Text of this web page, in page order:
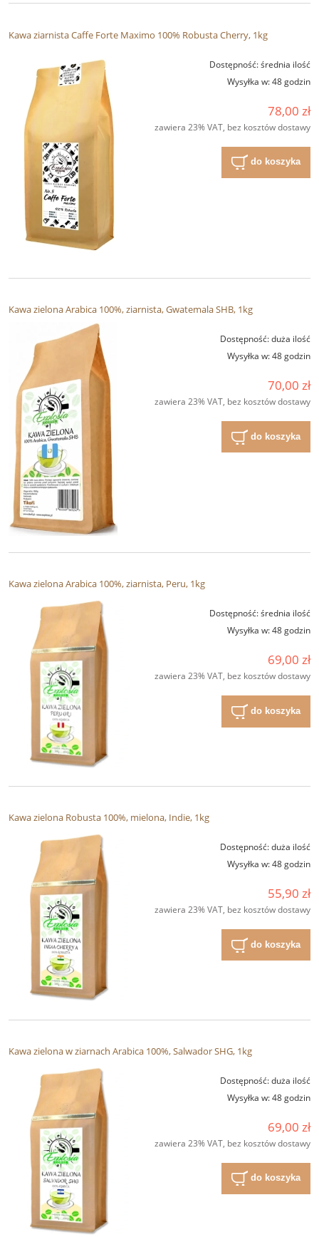
Kawa ziarnista Caffe Forte Maximo 100% Robusta Cherry, 1kg
Dostępność:średnia ilość
Wysyłka w:48 godzin
78,00 zł
zawiera 23% VAT, bez kosztów dostawy
do koszyka
Kawa zielona Arabica 100%, ziarnista, Gwatemala SHB, 1kg
Dostępność:duża ilość
Wysyłka w:48 godzin
70,00 zł
zawiera 23% VAT, bez kosztów dostawy
do koszyka
Kawa zielona Arabica 100%, ziarnista, Peru, 1kg
Dostępność:średnia ilość
Wysyłka w:48 godzin
69,00 zł
zawiera 23% VAT, bez kosztów dostawy
do koszyka
Kawa zielona Robusta 100%, mielona, Indie, 1kg
Dostępność:duża ilość
Wysyłka w:48 godzin
55,90 zł
zawiera 23% VAT, bez kosztów dostawy
do koszyka
Kawa zielona w ziarnach Arabica 100%, Salwador SHG, 1kg
Dostępność:duża ilość
Wysyłka w:48 godzin
69,00 zł
zawiera 23% VAT, bez kosztów dostawy
do koszyka